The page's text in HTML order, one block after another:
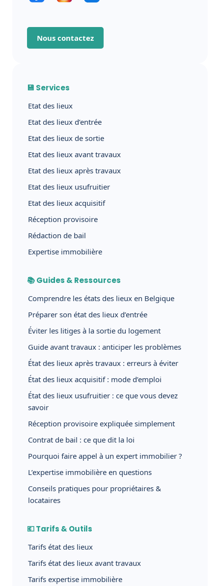
Nous contactez
💾 Services
Etat des lieux
Etat des lieux d’entrée
Etat des lieux de sortie
Etat des lieux avant travaux
Etat des lieux après travaux
Etat des lieux usufruitier
Etat des lieux acquisitif
Réception provisoire
Rédaction de bail
Expertise immobilière
📚 Guides & Ressources
Comprendre les états des lieux en Belgique
Préparer son état des lieux d’entrée
Éviter les litiges à la sortie du logement
Guide avant travaux : anticiper les problèmes
État des lieux après travaux : erreurs à éviter
État des lieux acquisitif : mode d’emploi
État des lieux usufruitier : ce que vous devez
savoir
Réception provisoire expliquée simplement
Contrat de bail : ce que dit la loi
Pourquoi faire appel à un expert immobilier ?
L’expertise immobilière en questions
Conseils pratiques pour propriétaires &
locataires
💶 Tarifs & Outils
Tarifs état des lieux
Tarifs état des lieux avant travaux
Tarifs expertise immobilière